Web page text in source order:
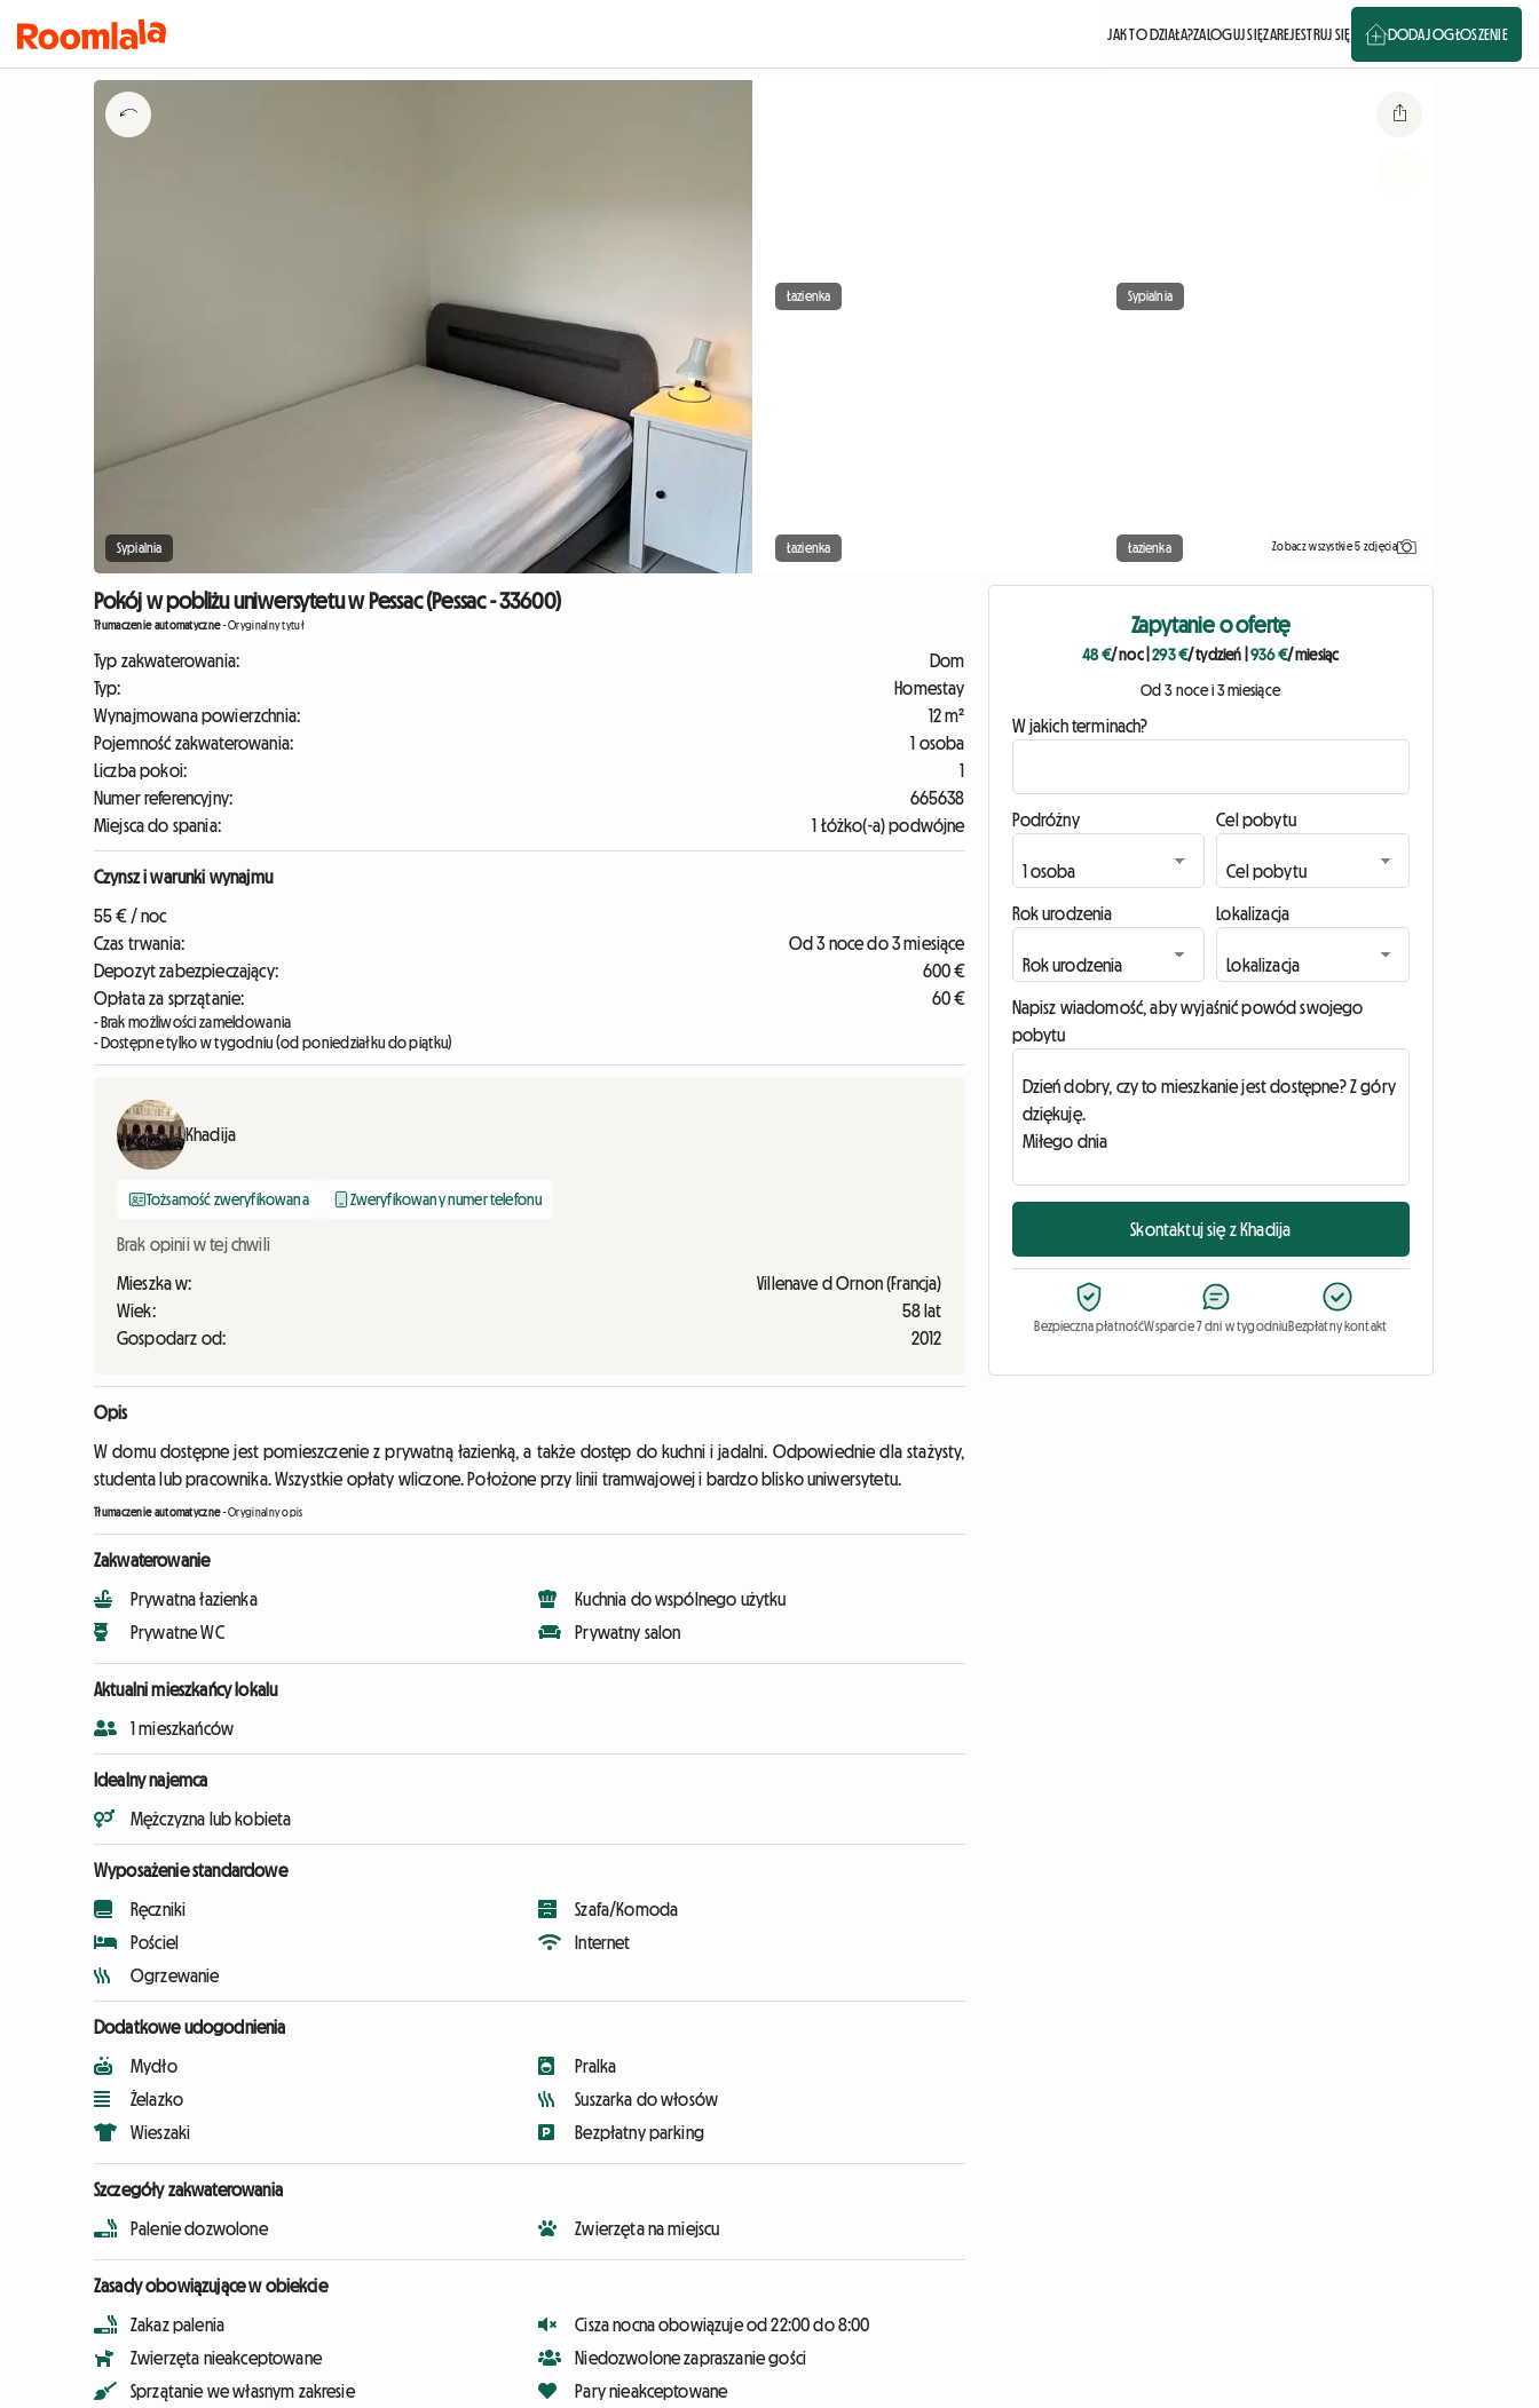
JAK TO DZIAŁA?ZALOGUJ SIĘZAREJESTRUJ SIĘ DODAJ OGŁOSZENIE
Sypialnia
Łazienka Sypialnia
Łazienka Łazienka Zobacz wszystkie 5 zdjęcia
Pokój w pobliżu uniwersytetu w Pessac (Pessac - 33600)
Tłumaczenie automatyczne-Oryginalny tytuł
Typ zakwaterowania:
Dom
Typ:
Homestay
Wynajmowana powierzchnia:
12 m²
Pojemność zakwaterowania:
1 osoba
Liczba pokoi:
1
Numer referencyjny:
665638
Miejsca do spania:
1 Łóżko(-a) podwójne
Czynsz i warunki wynajmu
55 € / noc
Czas trwania:
Od 3 noce do 3 miesiące
Depozyt zabezpieczający:
600 €
Opłata za sprzątanie:
60 €
- Brak możliwości zameldowania
- Dostępne tylko w tygodniu (od poniedziałku do piątku)
Khadija
Tożsamość zweryfikowana Zweryfikowany numer telefonu
Brak opinii w tej chwili
Mieszka w:
Villenave d Ornon (Francja)
Wiek:
58 lat
Gospodarz od:
2012
Opis
W domu dostępne jest pomieszczenie z prywatną łazienką, a także dostęp do kuchni i jadalni. Odpowiednie dla stażysty,
studenta lub pracownika. Wszystkie opłaty wliczone. Położone przy linii tramwajowej i bardzo blisko uniwersytetu.
Tłumaczenie automatyczne-Oryginalny opis
Zakwaterowanie
Prywatna łazienka
Prywatne WC
Kuchnia do wspólnego użytku
Prywatny salon
Aktualni mieszkańcy lokalu
1 mieszkańców
Idealny najemca
Mężczyzna lub kobieta
Wyposażenie standardowe
Ręczniki
Pościel
Ogrzewanie
Szafa/Komoda
Internet
Dodatkowe udogodnienia
Mydło
Żelazko
Wieszaki
Pralka
Suszarka do włosów
Bezpłatny parking
Szczegóły zakwaterowania
Palenie dozwolone Zwierzęta na miejscu
Zasady obowiązujące w obiekcie
Zakaz palenia
Zwierzęta nieakceptowane
Sprzątanie we własnym zakresie
Cisza nocna obowiązuje od 22:00 do 8:00
Niedozwolone zapraszanie gości
Pary nieakceptowane
Zapytanie o ofertę
48 €/ noc|293 €/ tydzień 936 €/ miesiąc
Od 3 noce i 3 miesiące
W jakich terminach?
Podróżny Cel pobytu
Rok urodzenia Lokalizacja
Napisz wiadomość, aby wyjaśnić powód swojego
pobytu
Skontaktuj się z Khadija
Bezpieczna płatnośćWsparcie 7 dni w tygodniuBezpłatny kontakt